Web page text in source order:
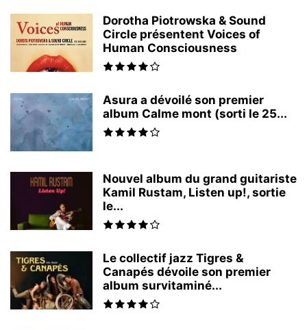
Dorotha Piotrowska & Sound
Circle présentent Voices of
Human Consciousness
Asura a dévoilé son premier
album Calme mont (sorti le 25...
Nouvel album du grand guitariste
Kamil Rustam, Listen up!, sortie
le...
Le collectif jazz Tigres &
Canapés dévoile son premier
album survitaminé...